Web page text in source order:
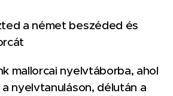
a német beszéded és
mallorcai nyelvtáborba, ahol
nyelvtanuláson, délután a